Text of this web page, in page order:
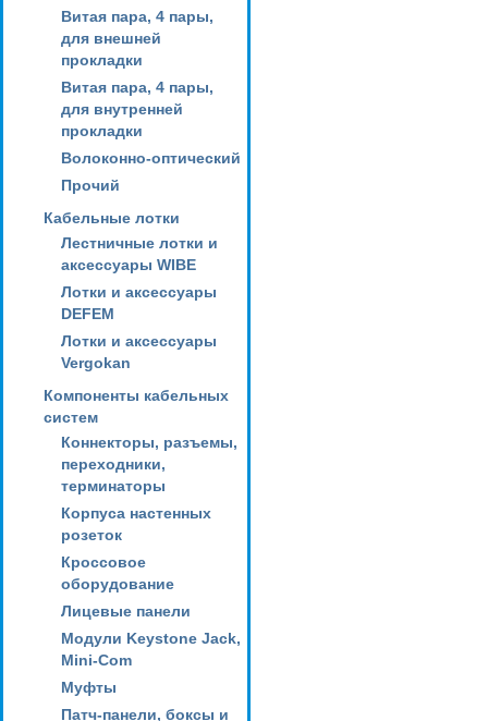
Витая пара, 4 пары,
для внешней
прокладки
Витая пара, 4 пары,
для внутренней
прокладки
Волоконно-оптический
Прочий
Кабельные лотки
Лестничные лотки и
аксессуары WIBE
Лотки и аксессуары
DEFEM
Лотки и аксессуары
Vergokan
Компоненты кабельных
систем
Коннекторы, разъемы,
переходники,
терминаторы
Корпуса настенных
розеток
Кроссовое
оборудование
Лицевые панели
Модули Keystone Jack,
Mini-Com
Муфты
Патч-панели, боксы и